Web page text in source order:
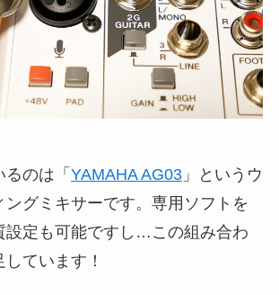
のは「 YAMAHA AG03」というウ
ングミキサーです。専用ソフトを
設定も可能ですし…この組み合わ
ています！